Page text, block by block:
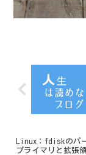
Linux：fdiskのパ
プライマリと拡張